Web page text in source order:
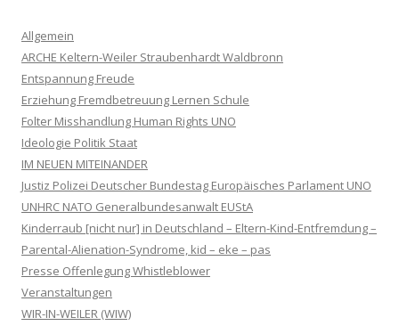
Allgemein
ARCHE Keltern-Weiler Straubenhardt Waldbronn
Entspannung Freude
Erziehung Fremdbetreuung Lernen Schule
Folter Misshandlung Human Rights UNO
Ideologie Politik Staat
IM NEUEN MITEINANDER
Justiz Polizei Deutscher Bundestag Europäisches Parlament UNO
UNHRC NATO Generalbundesanwalt EUStA
Kinderraub [nicht nur] in Deutschland – Eltern-Kind-Entfremdung –
Parental-Alienation-Syndrome, kid – eke – pas
Presse Offenlegung Whistleblower
Veranstaltungen
WIR-IN-WEILER (WIW)